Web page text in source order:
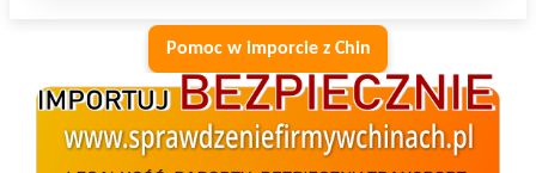
Pomoc w imporcie z Chin